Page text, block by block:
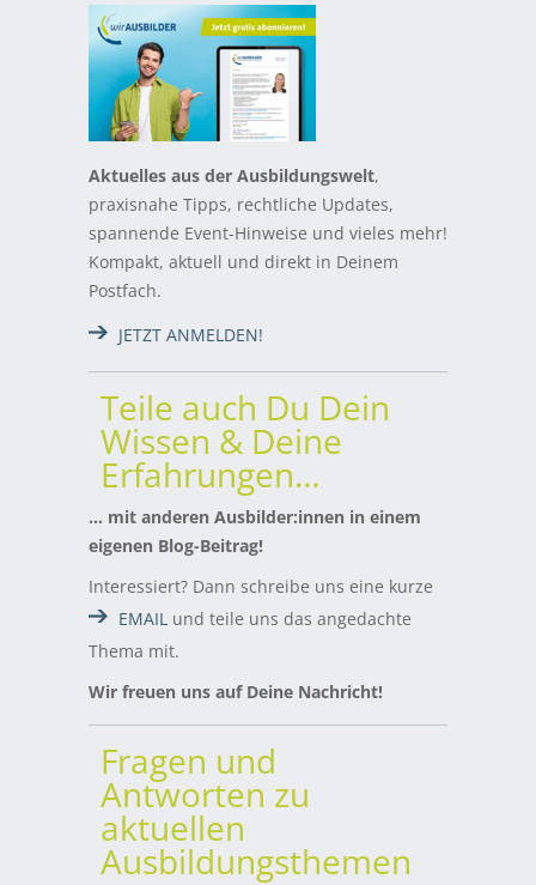
Aktuelles aus der Ausbildungswelt,
praxisnahe Tipps, rechtliche Updates,
spannende Event-Hinweise und vieles mehr!
Kompakt, aktuell und direkt in Deinem
Postfach.
JETZT ANMELDEN!
Teile auch Du Dein
Wissen & Deine
Erfahrungen…
… mit anderen Ausbilder:innen in einem
eigenen Blog-Beitrag!
Interessiert? Dann schreibe uns eine kurze
EMAIL und teile uns das angedachte
Thema mit.
Wir freuen uns auf Deine Nachricht!
Fragen und
Antworten zu
aktuellen
Ausbildungsthemen